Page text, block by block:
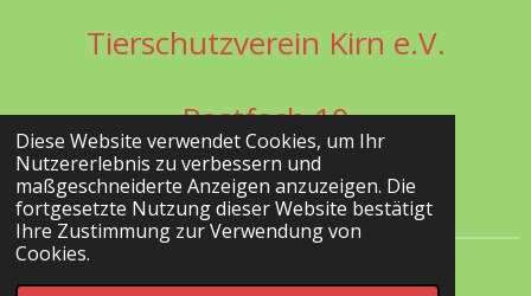
Diese Website verwendet Cookies, um Ihr
Nutzererlebnis zu verbessern und
maßgeschneiderte Anzeigen anzuzeigen. Die
fortgesetzte Nutzung dieser Website bestätigt
Ihre Zustimmung zur Verwendung von
Cookies.
Tierschutzverein Kirn e.V.
Postfach 10
55601 Kirn